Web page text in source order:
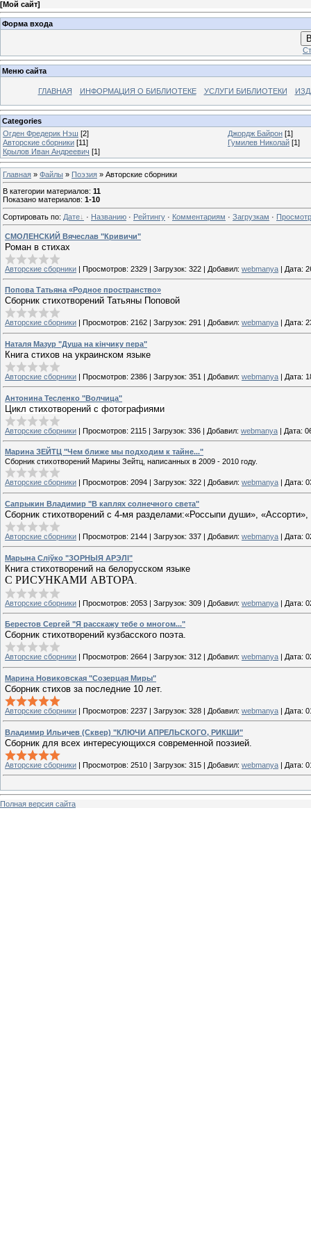
[Мой сайт]
Форма входа
Меню сайта
ГЛАВНАЯ ИНФОРМАЦИЯ О БИБЛИОТЕКЕ УСЛУГИ БИБЛИОТЕКИ
Categories
Огден Фредерик Нэш [2] Джордж Байрон [1]
Авторские сборники [11] Гумилев Николай [1]
Крылов Иван Андреевич [1]
Главная » Файлы » Поэзия » Авторские сборники
В категории материалов: 11
Показано материалов: 1-10
Сортировать по: Дате · Названию · Рейтингу · Комментариям · Загрузкам ·
СМОЛЕНСКИЙ Вячеслав "Кривичи"
Роман в стихах
Авторские сборники | Просмотров: 2329 | Загрузок: 322 | Добавил: webmanya | Дата:
Попова Татьяна «Родное пространство»
Сборник стихотворений Татьяны Поповой
Авторские сборники Просмотров: 2162 Загрузок: 291 Добавил: webmanya Дата:
Наталя Мазур "Душа на кінчику пера"
Книга стихов на украинском языке
Авторские сборники | Просмотров: 2386 | Загрузок: 351 | Добавил: webmanya | Дата:
Антонина Тесленко "Волчица"
Цикл стихотворений с фотографиями
Авторские сборники | Просмотров: 2115 | Загрузок: 336 | Добавил: webmanya | Дата:
Марина ЗЕЙТЦ "Чем ближе мы подходим к тайне..."
Сборник стихотворений Марины Зейтц, написанных в 2009 - 2010 году.
Авторские сборники Просмотров: 2094 Загрузок: 322 Добавил: webmanya Дата:
Сапрыкин Владимир "В каплях солнечного света"
Сборник стихотворений с 4-мя разделами:«Россыпи души»,
Авторские сборники | Просмотров: 2144 | Загрузок: 337 | Добавил: webmanya | Дата:
Марына Сліўко "ЗОРНЫЯ АРЭЛI"
Книга стихотворений на белорусском языке
С РИСУНКАМИ АВТОРА
Авторские сборники | Просмотров: 2053 | Загрузок: 309 | Добавил: webmanya | Дата:
Берестов Сергей "Я расскажу тебе о многом..."
Сборник стихотворений кузбасского поэта.
Авторские сборники | Просмотров: 2664 | Загрузок: 312 | Добавил: webmanya | Дата:
Марина Новиковская "Созерцая Миры"
Сборник стихов за последние 10 лет.
Авторские сборники | Просмотров: 2237 | Загрузок: 328 | Добавил: webmanya | Дата:
Владимир Ильичев (Сквер) "КЛЮЧИ АПРЕЛЬСКОГО, РИКШИ"
Сборник для всех интересующихся современной поэзией.
Авторские сборники | Просмотров: 2510 | Загрузок: 315 | Добавил: webmanya | Дата:
Полная версия сайта